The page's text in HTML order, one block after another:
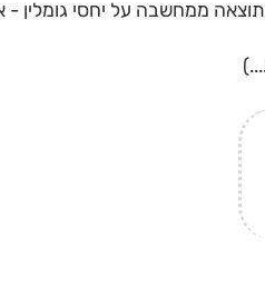
ממחשבה על יחסי